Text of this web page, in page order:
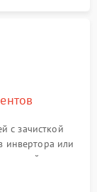
с зачисткой
инвертора или
дорожек и